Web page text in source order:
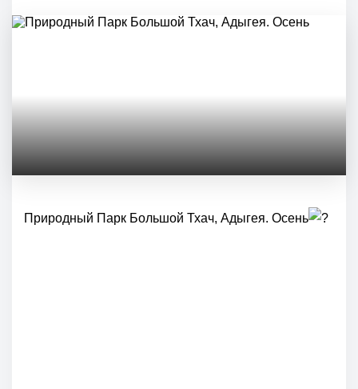
Природный Парк Большой Тхач, Адыгея. Осень